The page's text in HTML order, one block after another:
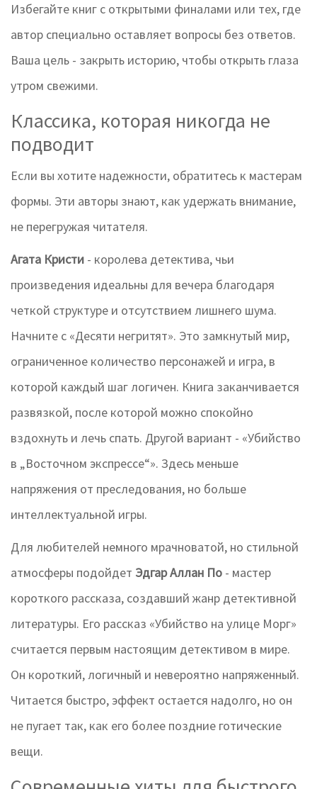
Избегайте книг с открытыми финалами или тех, где
автор специально оставляет вопросы без ответов.
Ваша цель - закрыть историю, чтобы открыть глаза
утром свежими.
Классика, которая никогда не
подводит
Если вы хотите надежности, обратитесь к мастерам
формы. Эти авторы знают, как удержать внимание,
не перегружая читателя.
Агата Кристи - королева детектива, чьи
произведения идеальны для вечера благодаря
четкой структуре и отсутствием лишнего шума.
Начните с «Десяти негритят». Это замкнутый мир,
ограниченное количество персонажей и игра, в
которой каждый шаг логичен. Книга заканчивается
развязкой, после которой можно спокойно
вздохнуть и лечь спать. Другой вариант - «Убийство
в „Восточном экспрессе“». Здесь меньше
напряжения от преследования, но больше
интеллектуальной игры.
Для любителей немного мрачноватой, но стильной
атмосферы подойдет Эдгар Аллан По - мастер
короткого рассказа, создавший жанр детективной
литературы. Его рассказ «Убийство на улице Морг»
считается первым настоящим детективом в мире.
Он короткий, логичный и невероятно напряженный.
Читается быстро, эффект остается надолго, но он
не пугает так, как его более поздние готические
вещи.